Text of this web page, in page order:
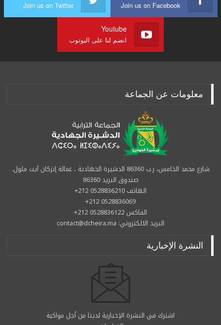
Join us on Facebook
Join us on Twitter
Youtube
انضم لنا على اليوتوب
معلومات عن الجماعة
شارع محمد الخامس، ر.ب 86360 الدشيرة الجهادية ، عمالة إنزكان آيت ملول.
صندوق البريد 86360
الهاتف 0528836210 212+
0528836069 212+
الفاكس 0528836122 212+
البريد الالكتروني: contact@dcheira.ma
النشرة الإخبارية
اشترك في النشرة الإخبارية لدينا من أجل مواكبة